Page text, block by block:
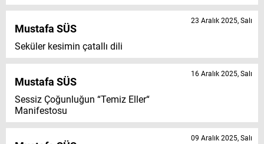
Mustafa SÜS
Seküler kesimin çatallı dili
23 Aralık 2025, Salı
Mustafa SÜS
Sessiz Çoğunluğun “Temiz Eller“
Manifestosu
16 Aralık 2025, Salı
09 Aralık 2025, Salı